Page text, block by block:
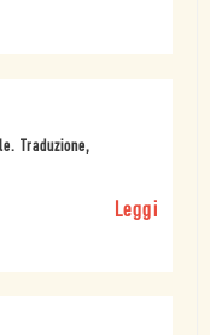
Traduzione,
Leggi